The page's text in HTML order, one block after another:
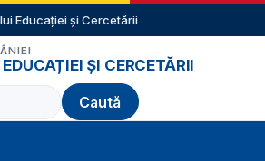
Educației și Cercetării
ȘI CERCETĂRII